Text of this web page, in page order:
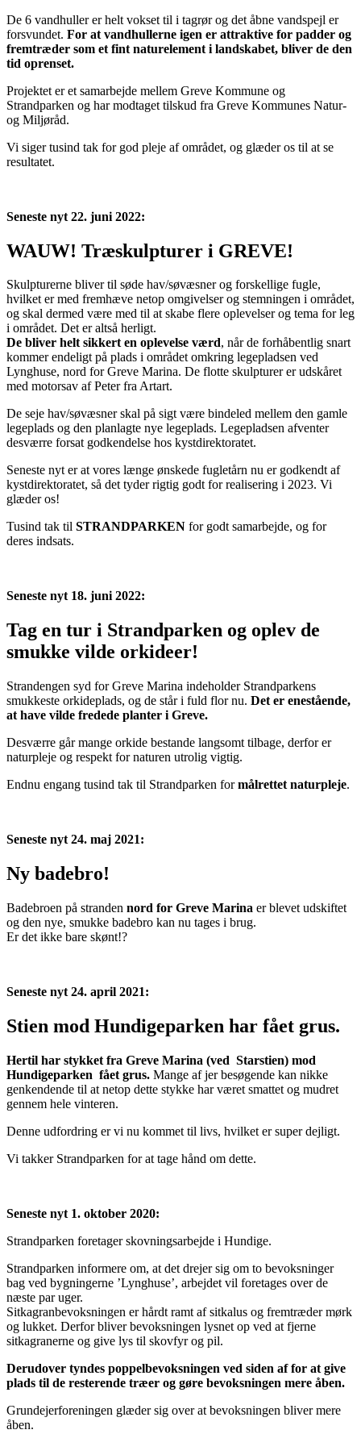
De 6 vandhuller er helt vokset til i tagrør og det åbne vandspejl er
forsvundet. For at vandhullerne igen er attraktive for padder og
fremtræder som et fint naturelement i landskabet, bliver de den
tid oprenset.
Projektet er et samarbejde mellem Greve Kommune og
Strandparken og har modtaget tilskud fra Greve Kommunes Natur-
og Miljøråd.
Vi siger tusind tak for god pleje af området, og glæder os til at se
resultatet.
Seneste nyt 22. juni 2022:
WAUW! Træskulpturer i GREVE!
Skulpturerne bliver til søde hav/søvæsner og forskellige fugle,
hvilket er med fremhæve netop omgivelser og stemningen i området,
og skal dermed være med til at skabe flere oplevelser og tema for leg
i området. Det er altså herligt.
De bliver helt sikkert en oplevelse værd, når de forhåbentlig snart
kommer endeligt på plads i området omkring legepladsen ved
Lynghuse, nord for Greve Marina. De flotte skulpturer er udskåret
med motorsav af Peter fra Artart.
De seje hav/søvæsner skal på sigt være bindeled mellem den gamle
legeplads og den planlagte nye legeplads. Legepladsen afventer
desværre forsat godkendelse hos kystdirektoratet.
Seneste nyt er at vores længe ønskede fugletårn nu er godkendt af
kystdirektoratet, så det tyder rigtig godt for realisering i 2023. Vi
glæder os!
Tusind tak til STRANDPARKEN for godt samarbejde, og for
deres indsats.
Seneste nyt 18. juni 2022:
Tag en tur i Strandparken og oplev de
smukke vilde orkideer!
Strandengen syd for Greve Marina indeholder Strandparkens
smukkeste orkideplads, og de står i fuld flor nu. Det er enestående,
at have vilde fredede planter i Greve.
Desværre går mange orkide bestande langsomt tilbage, derfor er
naturpleje og respekt for naturen utrolig vigtig.
Endnu engang tusind tak til Strandparken formålrettet naturpleje.
Seneste nyt 24. maj 2021:
Ny badebro!
Badebroen på stranden nord for Greve Marina er blevet udskiftet
og den nye, smukke badebro kan nu tages i brug.
Er det ikke bare skønt!?
Seneste nyt 24. april 2021:
Stien mod Hundigeparken har fået grus.
Hertil har stykket fra Greve Marina (ved Starstien) mod
Hundigeparken fået grus. Mange af jer besøgende kan nikke
genkendende til at netop dette stykke har været smattet og mudret
gennem hele vinteren.
Denne udfordring er vi nu kommet til livs, hvilket er super dejligt.
Vi takker Strandparken for at tage hånd om dette.
Seneste nyt 1. oktober 2020:
Strandparken foretager skovningsarbejde i Hundige.
Strandparken informere om, at det drejer sig om to bevoksninger
bag ved bygningerne ’Lynghuse’, arbejdet vil foretages over de
næste par uger.
Sitkagranbevoksningen er hårdt ramt af sitkalus og fremtræder mørk
og lukket. Derfor bliver bevoksningen lysnet op ved at fjerne
sitkagranerne og give lys til skovfyr og pil.
Derudover tyndes poppelbevoksningen ved siden af for at give
plads til de resterende træer og gøre bevoksningen mere åben.
Grundejerforeningen glæder sig over at bevoksningen bliver mere
åben.